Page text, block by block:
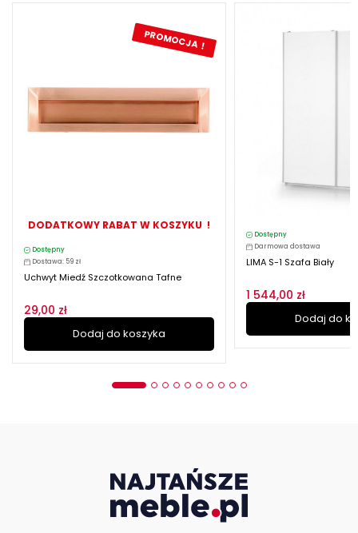
PROMOCJA !
DODATKOWY RABAT W KOSZYKU !
Dostępny
Dostawa: 59 zł
Uchwyt Miedź Szczotkowana Tafne
29,00 zł
Dodaj do koszyka
Dostępny
Darmowa dostawa
LIMA S-1 Szafa Biały
1 544,00 zł
Dodaj do